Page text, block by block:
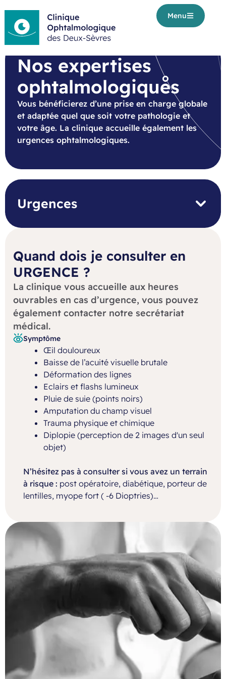
Menu
Nos expertises
ophtalmologiques
Vous bénéficierez d’une prise en charge globale
et adaptée quel que soit votre pathologie et
votre âge. La clinique accueille également les
urgences ophtalmologiques.
Urgences
Quand dois je consulter en
URGENCE ?
La clinique vous accueille aux heures
ouvrables en cas d’urgence, vous pouvez
également contacter notre secrétariat
médical.
Symptôme
Œil douloureux
Baisse de l’acuité visuelle brutale
Déformation des lignes
Eclairs et flashs lumineux
Pluie de suie (points noirs)
Amputation du champ visuel
Trauma physique et chimique
Diplopie (perception de 2 images d'un seul
objet)
N’hésitez pas à consulter si vous avez un terrain
à risque : post opératoire, diabétique, porteur de
lentilles, myope fort ( -6 Dioptries)…